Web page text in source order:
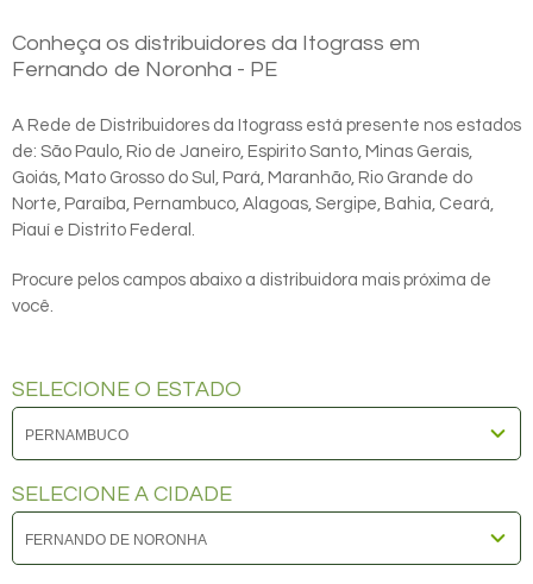
Conheça os distribuidores da Itograss em
Fernando de Noronha - PE
A Rede de Distribuidores da Itograss está presente nos estados
de: São Paulo, Rio de Janeiro, Espirito Santo, Minas Gerais,
Goiás, Mato Grosso do Sul, Pará, Maranhão, Rio Grande do
Norte, Paraíba, Pernambuco, Alagoas, Sergipe, Bahia, Ceará,
Piauí e Distrito Federal.
Procure pelos campos abaixo a distribuidora mais próxima de
você.
SELECIONE O ESTADO
SELECIONE A CIDADE